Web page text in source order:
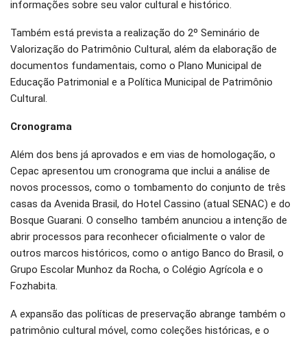
informações sobre seu valor cultural e histórico.
Também está prevista a realização do 2º Seminário de
Valorização do Patrimônio Cultural, além da elaboração de
documentos fundamentais, como o Plano Municipal de
Educação Patrimonial e a Política Municipal de Patrimônio
Cultural.
Cronograma
Além dos bens já aprovados e em vias de homologação, o
Cepac apresentou um cronograma que inclui a análise de
novos processos, como o tombamento do conjunto de três
casas da Avenida Brasil, do Hotel Cassino (atual SENAC) e do
Bosque Guarani. O conselho também anunciou a intenção de
abrir processos para reconhecer oficialmente o valor de
outros marcos históricos, como o antigo Banco do Brasil, o
Grupo Escolar Munhoz da Rocha, o Colégio Agrícola e o
Fozhabita.
A expansão das políticas de preservação abrange também o
patrimônio cultural móvel, como coleções históricas, e o